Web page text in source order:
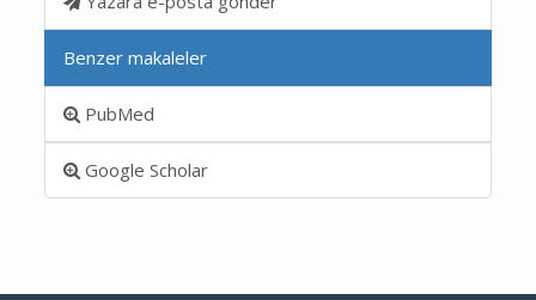
Benzer makaleler
PubMed
Google Scholar